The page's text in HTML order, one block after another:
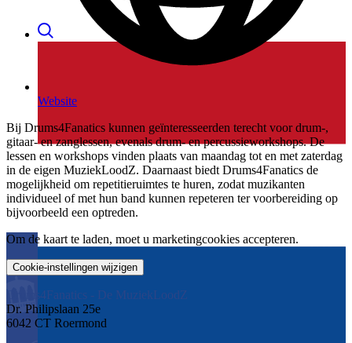
Website
Bij Drums4Fanatics kunnen geïnteresseerden terecht voor drum-,
gitaar- en zanglessen, evenals drum- en percussieworkshops. De
lessen en workshops vinden plaats van maandag tot en met zaterdag
in de eigen MuziekLoodZ. Daarnaast biedt Drums4Fanatics de
mogelijkheid om repetitieruimtes te huren, zodat muzikanten
individueel of met hun band kunnen repeteren ter voorbereiding op
bijvoorbeeld een optreden.
Om de kaart te laden, moet u marketingcookies accepteren.
Cookie-instellingen wijzigen
Drums4Fanatics - De MuziekLoodZ
Dr. Philipslaan 25e
6042 CT Roermond